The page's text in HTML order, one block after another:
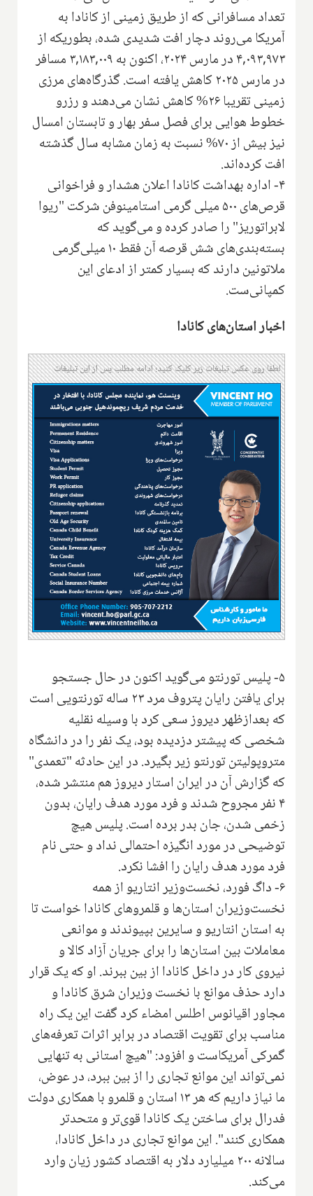
تعداد مسافرانی که از طریق زمینی از کانادا به
آمریکا می‌روند دچار افت شدیدی شده، بطوریکه از
۴,۰۹۳,۹۷۳ در مارس ۲۰۲۴، اکنون به ۳,۱۸۳,۰۰۹ مسافر
در مارس ۲۰۲۵ کاهش یافته است. گذرگاه‌های مرزی
زمینی تقریبا ۲۶% کاهش نشان می‌دهند و رزرو
خطوط هوایی برای فصل سفر بهار و تابستان امسال
نیز بیش از ۷۰% نسبت به زمان مشابه سال گذشته
افت کرده‌اند.
۴- اداره بهداشت کانادا اعلان هشدار و فراخوانی
قرص‌های ۵۰۰ میلی گرمی استامینوفن شرکت "ریوا
لابراتوریز" را صادر کرده و می‌گوید که
بسته‌بندی‌های شش قرصه آن فقط ۱۰ میلی‌گرمی
ملاتونین دارند که بسیار کمتر از ادعای این
کمپانی‌ست.
اخبار استان‌های کانادا
لطفا روی عکس تبلیغات زیر کلیک کنید؛ ادامه مطلب پس از این تبلیغات
۵- پلیس تورنتو می‌گوید اکنون در حال جستجو
برای یافتن رایان پتروف مرد ۲۳ ساله تورنتویی است
که بعدازظهر دیروز سعی کرد با وسیله نقلیه
شخصی که پیشتر دزدیده بود، یک نفر را در دانشگاه
متروپولیتن تورنتو زیر بگیرد. در این حادثه "تعمدی"
که گزارش آن در ایران استار دیروز هم منتشر شده،
۴ نفر مجروح شدند و فرد مورد هدف رایان، بدون
زخمی شدن، جان بدر برده است. پلیس هیچ
توضیحی در مورد انگیزه احتمالی نداد و حتی نام
فرد مورد هدف رایان را افشا نکرد.
۶- داگ فورد، نخست‌وزیر انتاریو از همه
نخست‌وزیران استان‌ها و قلمروهای کانادا خواست تا
به استان انتاریو و سایرین بپیوندند و موانعی
معاملات بین استان‌ها را برای جریان آزاد کالا و
نیروی کار در داخل کانادا از بین ببرند. او که یک قرار
دارد حذف موانع با نخست وزیران شرق کانادا و
مجاور اقیانوس اطلس امضاء کرد گفت این یک راه
مناسب برای تقویت اقتصاد در برابر اثرات تعرفه‌های
گمرکی آمریکاست و افزود: "هیچ استانی به تنهایی
نمی‌تواند این موانع تجاری را از بین ببرد، در عوض،
ما نیاز داریم که هر ۱۳ استان و قلمرو با همکاری دولت
فدرال برای ساختن یک کانادا قوی‌تر و متحدتر
همکاری کنند". این موانع تجاری در داخل کانادا،
سالانه ۲۰۰ میلیارد دلار به اقتصاد کشور زیان وارد
می‌کند.